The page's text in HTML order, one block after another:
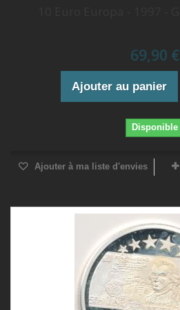
69,90 €
Ajouter au panier
Disponible
Ajouter à ma liste d'envies